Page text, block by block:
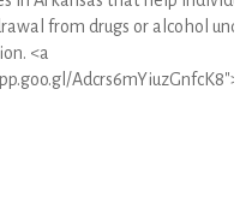
from drugs or alcohol
<a